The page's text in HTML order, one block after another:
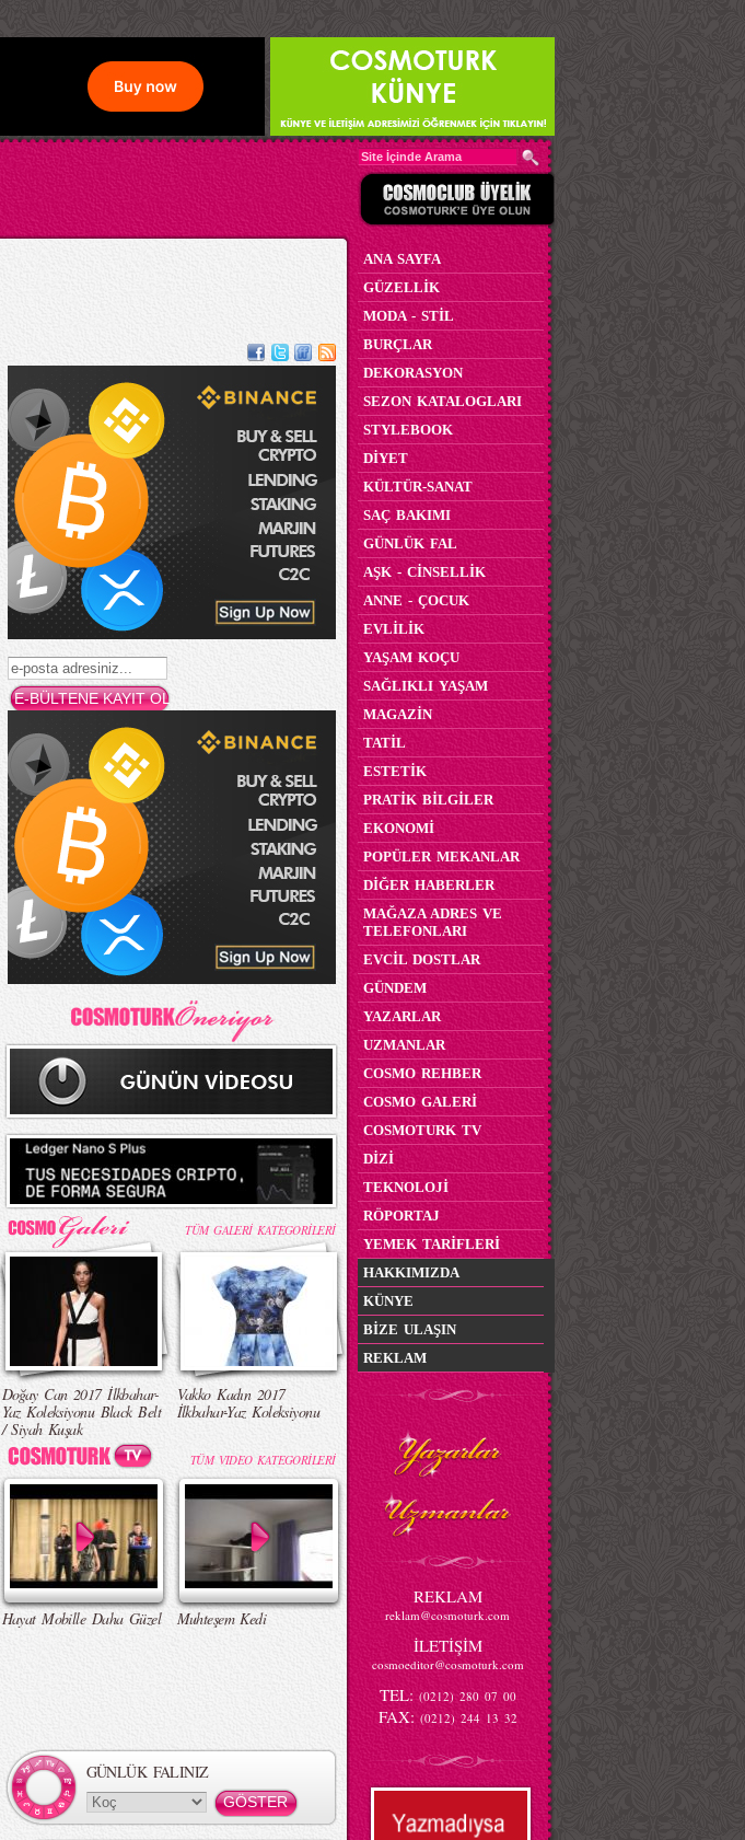
TÜM GALERİ KATEGORİLERİ
Doğay Can 2017 İlkbahar-
Yaz Koleksiyonu Black Belt
/ Siyah Kuşak
Vakko Kadın 2017
İlkbahar-Yaz Koleksiyonu
TÜM VIDEO KATEGORİLERİ
Hayat Mobille Daha Güzel Muhteşem Kedi
GÜNLÜK FALINIZ
ANA SAYFA
GÜZELLİK
MODA - STİL
BURÇLAR
DEKORASYON
SEZON KATALOGLARI
STYLEBOOK
DİYET
KÜLTÜR-SANAT
SAÇ BAKIMI
GÜNLÜK FAL
AŞK - CİNSELLİK
ANNE - ÇOCUK
EVLİLİK
YAŞAM KOÇU
SAĞLIKLI YAŞAM
MAGAZİN
TATİL
ESTETİK
PRATİK BİLGİLER
EKONOMİ
POPÜLER MEKANLAR
DİĞER HABERLER
MAĞAZA ADRES VE
TELEFONLARI
EVCİL DOSTLAR
GÜNDEM
YAZARLAR
UZMANLAR
COSMO REHBER
COSMO GALERİ
COSMOTURK TV
DİZİ
TEKNOLOJİ
RÖPORTAJ
YEMEK TARİFLERİ
HAKKIMIZDA
KÜNYE
BİZE ULAŞIN
REKLAM
REKLAM
reklam@cosmoturk.com
İLETİŞİM
cosmoeditor@cosmoturk.com
TEL: (0212) 280 07 00
FAX: (0212) 244 13 32